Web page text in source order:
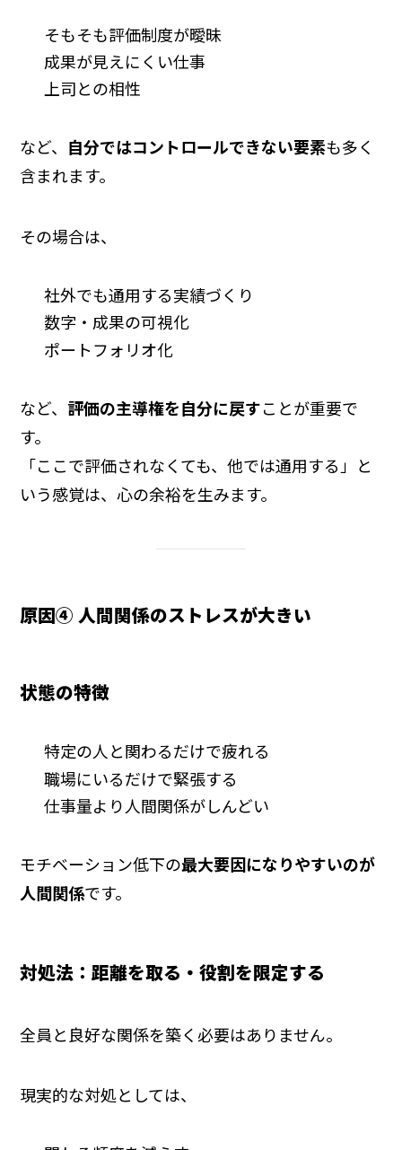
そもそも評価制度が曖昧
成果が見えにくい仕事
上司との相性
など、 自分ではコントロールできない要素も多く
含まれます。
その場合は、
社外でも通用する実績づくり
数字・成果の可視化
ポートフォリオ化
など、 評価の主導権を自分に戻すことが重要で
す。
「ここで評価されなくても、他では通用する」と
いう感覚は、心の余裕を生みます。
原因④ 人間関係のストレスが大きい
状態の特徴
特定の人と関わるだけで疲れる
職場にいるだけで緊張する
仕事量より人間関係がしんどい
モチベーション低下の最大要因になりやすいのが
人間関係です。
対処法：距離を取る・役割を限定する
全員と良好な関係を築く必要はありません。
現実的な対処としては、